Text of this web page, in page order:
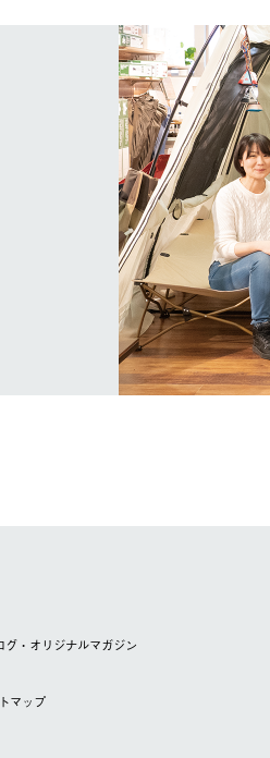
グ・オリジナルマガジン
マップ